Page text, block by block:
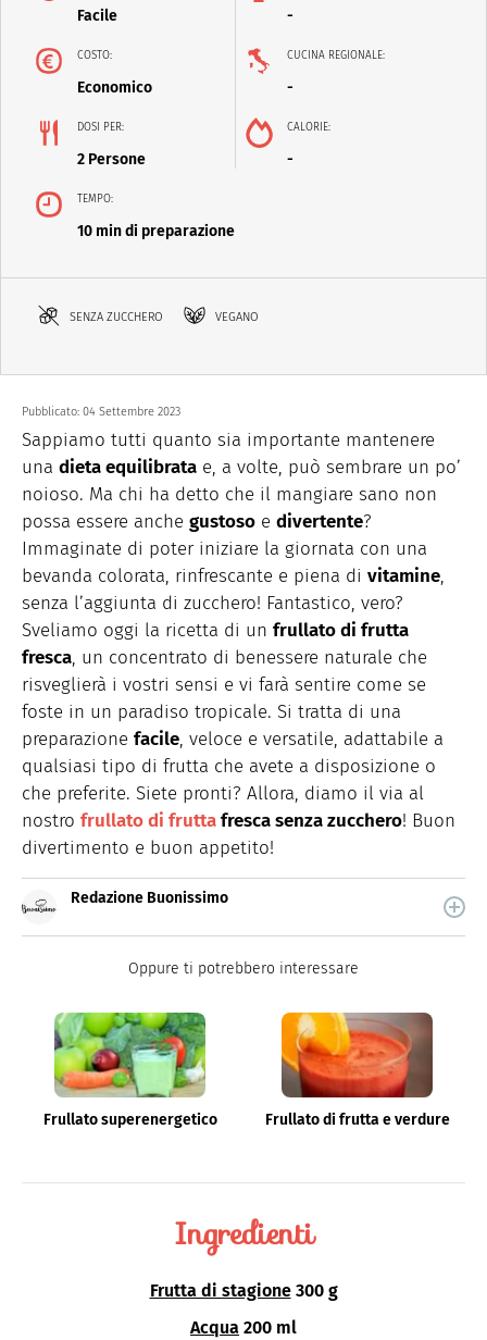
Facile -
COSTO:
Economico
CUCINA REGIONALE:
-
DOSI PER:
2 Persone
CALORIE:
-
TEMPO:
10 min di preparazione
SENZA ZUCCHERO VEGANO
Pubblicato: 04 Settembre 2023
Sappiamo tutti quanto sia importante mantenere
una dieta equilibrata e, a volte, può sembrare un po’
noioso. Ma chi ha detto che il mangiare sano non
possa essere anche gustoso e divertente?
Immaginate di poter iniziare la giornata con una
bevanda colorata, rinfrescante e piena di vitamine,
senza l’aggiunta di zucchero! Fantastico, vero?
Sveliamo oggi la ricetta di un frullato di frutta
fresca, un concentrato di benessere naturale che
risveglierà i vostri sensi e vi farà sentire come se
foste in un paradiso tropicale. Si tratta di una
preparazione facile, veloce e versatile, adattabile a
qualsiasi tipo di frutta che avete a disposizione o
che preferite. Siete pronti? Allora, diamo il via al
nostro frullato di fruttafresca senza zucchero! Buon
divertimento e buon appetito!
Redazione Buonissimo
quale trovi idee veloci, facili e spiegate passo passo.
Oppure ti potrebbero interessare
Frullato superenergetico Frullato di frutta e verdure
Ingredienti
Frutta di stagione 300 g
Acqua 200 ml